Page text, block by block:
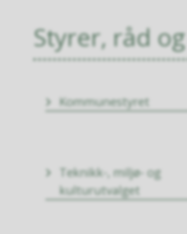
Styrer, råd
Kommunestyret
Teknikk-, miljø- og
kulturutvalget